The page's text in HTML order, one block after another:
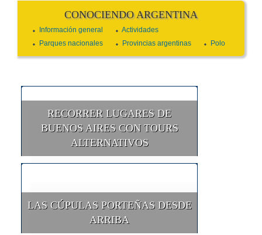
CONOCIENDO ARGENTINA
Información general
Actividades
Parques nacionales
Provincias argentinas Polo
RECORRER LUGARES DE
BUENOS AIRES CON TOURS
ALTERNATIVOS
LAS CÚPULAS PORTEÑAS DESDE
ARRIBA